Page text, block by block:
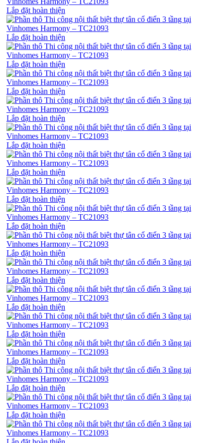
Lắp đặt hoàn thiện
Lắp đặt hoàn thiện
Lắp đặt hoàn thiện
Lắp đặt hoàn thiện
Lắp đặt hoàn thiện
Lắp đặt hoàn thiện
Lắp đặt hoàn thiện
Lắp đặt hoàn thiện
Lắp đặt hoàn thiện
Lắp đặt hoàn thiện
Lắp đặt hoàn thiện
Lắp đặt hoàn thiện
Lắp đặt hoàn thiện
Lắp đặt hoàn thiện
Lắp đặt hoàn thiện
Lắp đặt hoàn thiện